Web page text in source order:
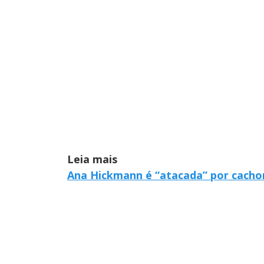
Leia mais
Ana Hickmann é “atacada” por